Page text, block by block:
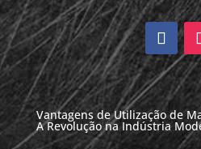
Vantagens de Utilização de
A Revolução na Indústria